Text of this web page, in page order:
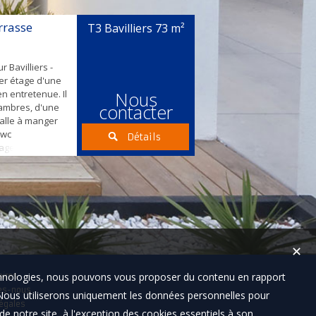
: 80€
A
Bavilliers -
étage d'une
entretenue. Il
d'une
à manger
individuel
vitrage +
: 80€
A
T3 Bavilliers 73 m²
Nous
contacter
Détails
nous
✕
nous pouvons vous proposer du contenu en rapport
utiliserons uniquement les données personnelles pour